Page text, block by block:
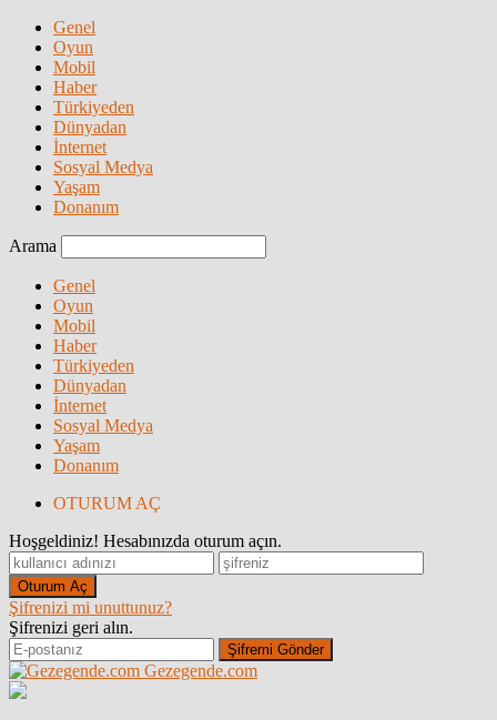
Genel
Oyun
Mobil
Haber
Türkiyeden
Dünyadan
İnternet
Sosyal Medya
Yaşam
Donanım
Arama
Genel
Oyun
Mobil
Haber
Türkiyeden
Dünyadan
İnternet
Sosyal Medya
Yaşam
Donanım
OTURUM AÇ
Hoşgeldiniz! Hesabınızda oturum açın.
Şifrenizi mi unuttunuz?
Şifrenizi geri alın.
Gezegende.com